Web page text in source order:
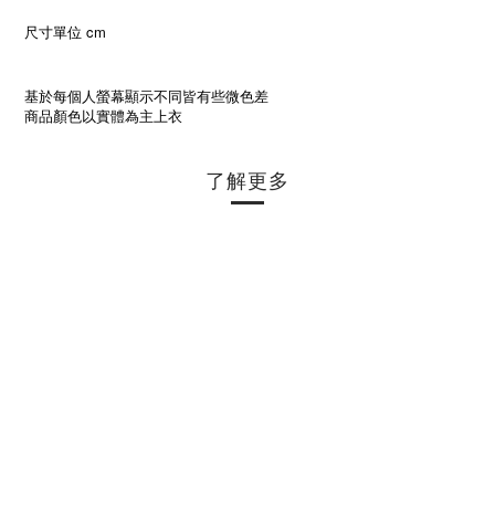
尺寸單位 cm
基於每個人螢幕顯示不同皆有些微色差
商品顏色以實體為主上衣
了解更多